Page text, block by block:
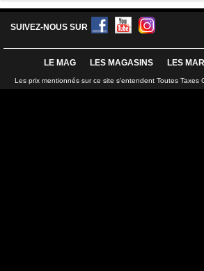
SUIVEZ-NOUS SUR
LE MAG LES MAGASINS LES
Les prix mentionnés sur ce site s'entendent Toutes